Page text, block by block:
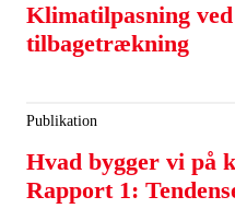
Klimatilpasning
tilbagetrækning
Publikation
Hvad bygger vi på
Rapport 1: